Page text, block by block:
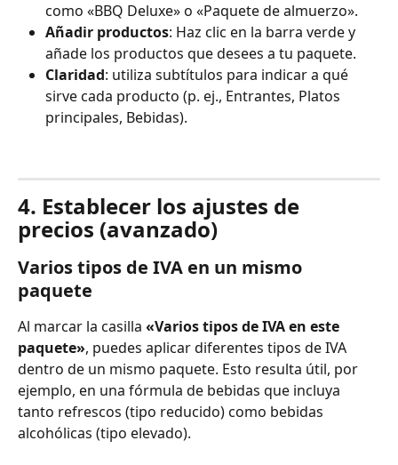
como «BBQ Deluxe» o «Paquete de almuerzo».
Añadir productos: Haz clic en la barra verde y
añade los productos que desees a tu paquete.
Claridad: utiliza subtítulos para indicar a qué
sirve cada producto (p. ej., Entrantes, Platos
principales, Bebidas).
4. Establecer los ajustes de
precios (avanzado)
Varios tipos de IVA en un mismo
paquete
Al marcar la casilla «Varios tipos de IVA en este
paquete», puedes aplicar diferentes tipos de IVA
dentro de un mismo paquete. Esto resulta útil, por
ejemplo, en una fórmula de bebidas que incluya
tanto refrescos (tipo reducido) como bebidas
alcohólicas (tipo elevado).